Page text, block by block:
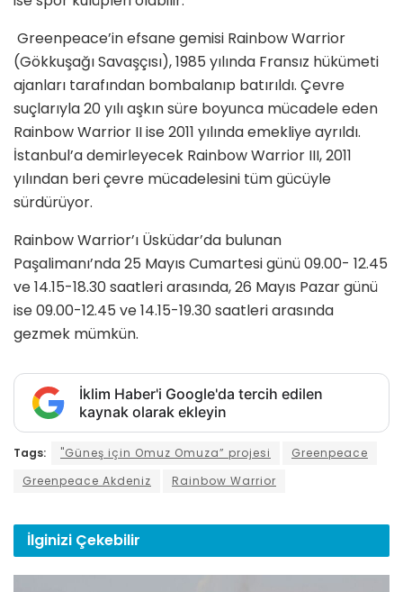
Greenpeace’in efsane gemisi Rainbow Warrior
(Gökkuşağı Savaşçısı), 1985 yılında Fransız hükümeti
ajanları tarafından bombalanıp batırıldı. Çevre
suçlarıyla 20 yılı aşkın süre boyunca mücadele eden
Rainbow Warrior II ise 2011 yılında emekliye ayrıldı.
İstanbul’a demirleyecek Rainbow Warrior III, 2011
yılından beri çevre mücadelesini tüm gücüyle
sürdürüyor.
Rainbow Warrior’ı Üsküdar’da bulunan
Paşalimanı’nda 25 Mayıs Cumartesi günü 09.00- 12.45
ve 14.15-18.30 saatleri arasında, 26 Mayıs Pazar günü
ise 09.00-12.45 ve 14.15-19.30 saatleri arasında
gezmek mümkün.
İklim Haber'i Google'da tercih edilen
kaynak olarak ekleyin
Tags: "Güneş için Omuz Omuza” projesi
Greenpeace
Greenpeace Akdeniz
Rainbow Warrior
İlginizi Çekebilir